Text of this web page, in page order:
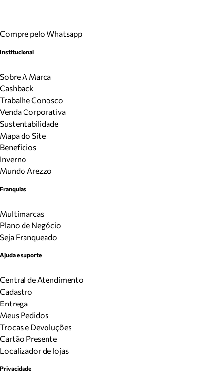
Compre pelo Whatsapp
Institucional
Sobre A Marca
Cashback
Trabalhe Conosco
Venda Corporativa
Sustentabilidade
Mapa do Site
Benefícios
Inverno
Mundo Arezzo
Franquias
Multimarcas
Plano de Negócio
Seja Franqueado
Ajuda e suporte
Central de Atendimento
Cadastro
Entrega
Meus Pedidos
Trocas e Devoluções
Cartão Presente
Localizador de lojas
Privacidade